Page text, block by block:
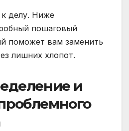
делу. Ниже
пошаговый
поможет вам заменить
лишних хлопот.
и